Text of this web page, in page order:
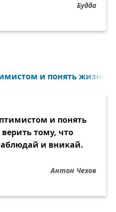
Будда
и понять жизнь,
и понять
тому, что
и вникай.
Антон Чехов